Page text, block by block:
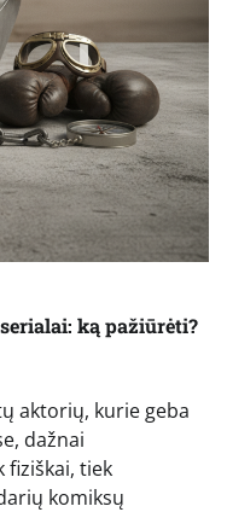
ką pažiūrėti?
aktorių, kurie geba
dažnai
fiziškai, tiek
komiksų